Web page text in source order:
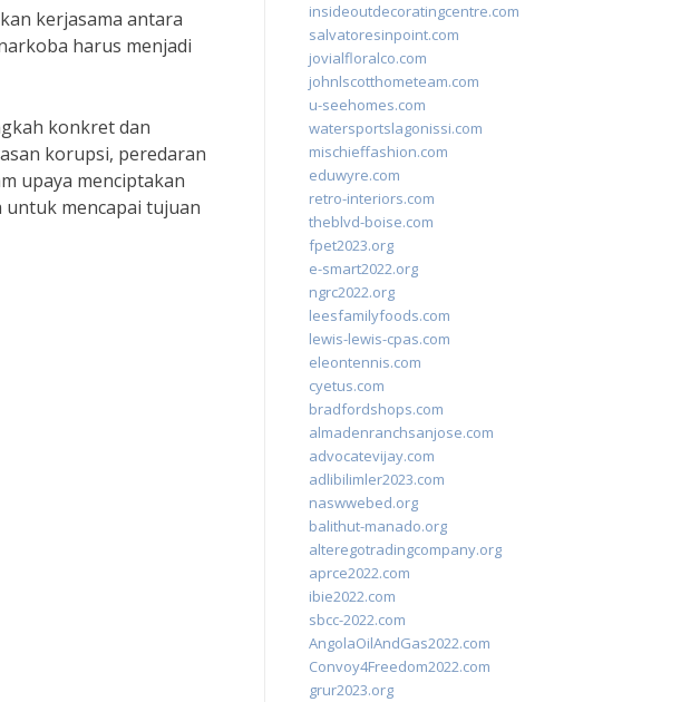
kerjasama antara
harus menjadi
konkret dan
korupsi, peredaran
upaya menciptakan
untuk mencapai tujuan
insideoutdecoratingcentre.com
salvatoresinpoint.com
jovialfloralco.com
johnlscotthometeam.com
u-seehomes.com
watersportslagonissi.com
mischieffashion.com
eduwyre.com
retro-interiors.com
theblvd-boise.com
fpet2023.org
e-smart2022.org
ngrc2022.org
leesfamilyfoods.com
lewis-lewis-cpas.com
eleontennis.com
cyetus.com
bradfordshops.com
almadenranchsanjose.com
advocatevijay.com
adlibilimler2023.com
naswwebed.org
balithut-manado.org
alteregotradingcompany.org
aprce2022.com
ibie2022.com
sbcc-2022.com
AngolaOilAndGas2022.com
Convoy4Freedom2022.com
grur2023.org